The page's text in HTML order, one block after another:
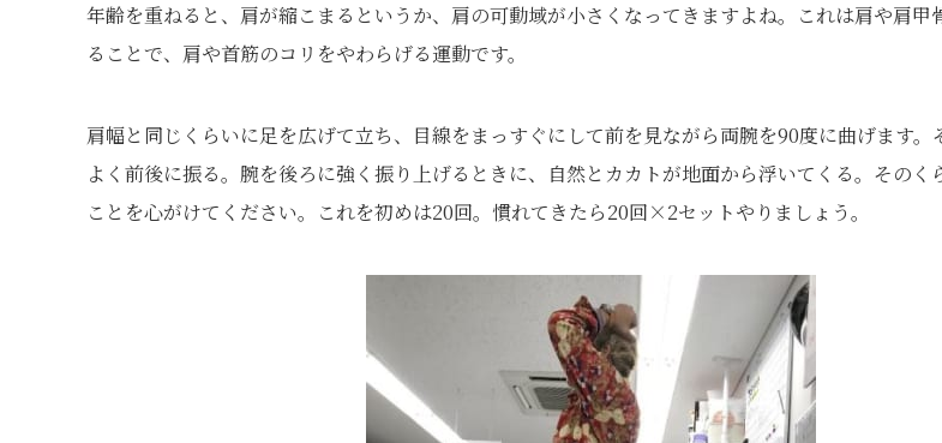
年齢を重ねると、肩が縮こまるというか、肩の可動域が小さくなってきますよね。これは肩や肩甲
ることで、肩や首筋のコリをやわらげる運動です。
肩幅と同じくらいに足を広げて立ち、目線をまっすぐにして前を見ながら両腕を90度に曲げます。
よく前後に振る。腕を後ろに強く振り上げるときに、自然とカカトが地面から浮いてくる。そのく
ことを心がけてください。これを初めは20回。慣れてきたら20回×2セットやりましょう。